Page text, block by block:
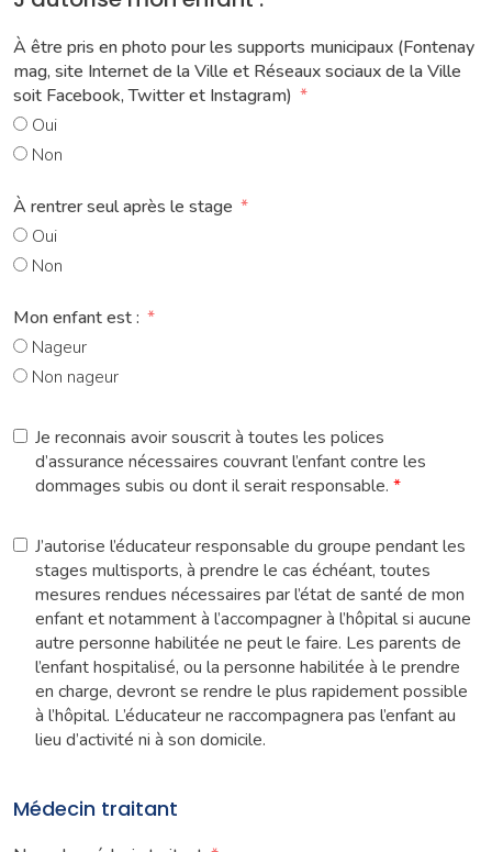
À être pris en photo pour les supports municipaux (Fontenay
mag, site Internet de la Ville et Réseaux sociaux de la Ville
soit Facebook, Twitter et Instagram)
Oui
Non
À rentrer seul après le stage
Oui
Non
Mon enfant est :
Nageur
Non nageur
Je reconnais avoir souscrit à toutes les polices
d’assurance nécessaires couvrant l’enfant contre les
dommages subis ou dont il serait responsable. *
J’autorise l’éducateur responsable du groupe pendant les
stages multisports, à prendre le cas échéant, toutes
mesures rendues nécessaires par l’état de santé de mon
enfant et notamment à l’accompagner à l’hôpital si aucune
autre personne habilitée ne peut le faire. Les parents de
l’enfant hospitalisé, ou la personne habilitée à le prendre
en charge, devront se rendre le plus rapidement possible
à l’hôpital. L’éducateur ne raccompagnera pas l’enfant au
lieu d’activité ni à son domicile.
Médecin traitant